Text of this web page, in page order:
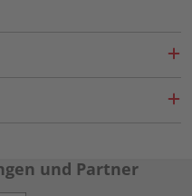
und Partner